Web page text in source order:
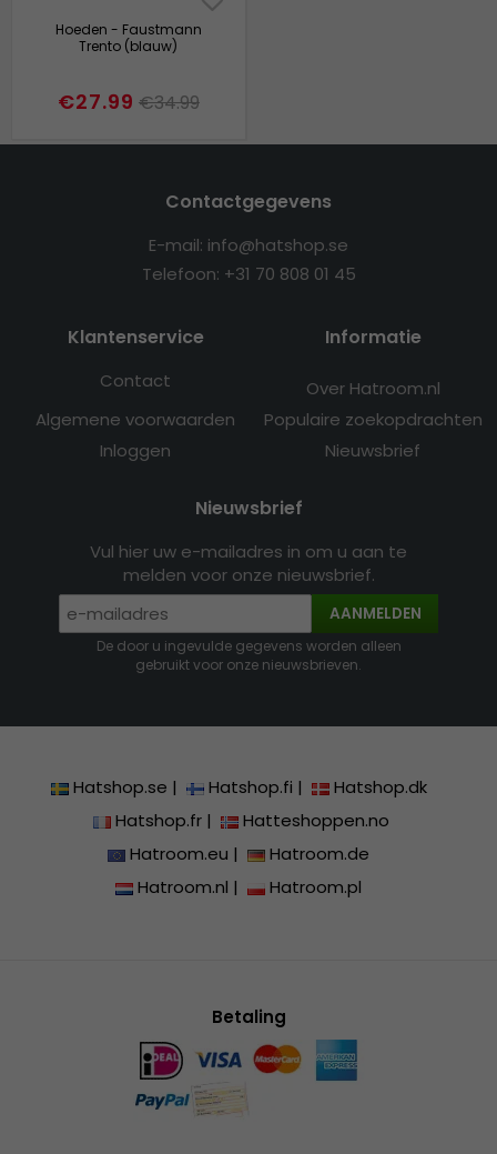
Hoeden - Faustmann
Trento (blauw)
€27.99 €34.99
Contactgegevens
E-mail: info@hatshop.se
Telefoon: +31 70 808 01 45
Klantenservice
Contact
Algemene voorwaarden
Inloggen
Informatie
Over Hatroom.nl
Populaire zoekopdrachten
Nieuwsbrief
Nieuwsbrief
Vul hier uw e-mailadres in om u aan te
melden voor onze nieuwsbrief.
AANMELDEN
De door u ingevulde gegevens worden alleen
gebruikt voor onze nieuwsbrieven.
Hatshop.se | Hatshop.fi |
Hatshop.dk
Hatshop.fr|
Hatteshoppen.no
Hatroom.eu |
Hatroom.de
Hatroom.nl | Hatroom.pl
Betaling